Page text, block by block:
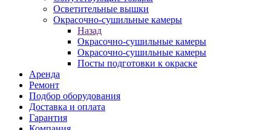
Осветительные вышки
Окрасочно-сушильные камеры
Назад
Окрасочно-сушильные камеры
Окрасочно-сушильные камеры
Посты подготовки к окраске
Аренда
Ремонт
Подбор оборудования
Доставка и оплата
Гарантия